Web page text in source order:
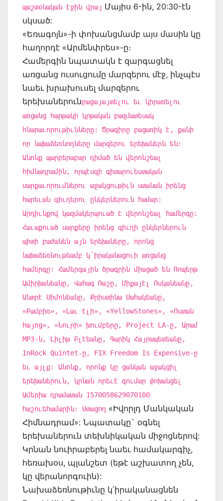
պաշտօնական էջին վրայ Մայիս 6-ին, 20:30-էն
սկսած:
«Եռագոյն»-ի փոխանցմամբ այս մասին կը
հաղորդէ «Արմենփրես»-ը։
Համերգին նպատակն է զարգացնել
առցանց ուսուցումը մարզերու մէջ, ինչպէս
նաեւ խրախուսել մարզերու
երեխաներունբացայայտելու եւ կիրառելու
առցանց հարթակի կրթական բազմատեսակ
հնարաւորութիւնները: Ծրագիրը բացառիկ է, քանի
որ նախաձեռնողները մարզերու երեխաներն են:
Անոնք պարբերաբար դիմած են վերոնշեալ
հիմնադրամին, որպէսզի գիտարուեստական
սարքաւորումներու աջակցութիւն ստանան իրենց
հարեւան գիւղերու ընկերներուն համար:
Արդիւնքով կազմակերպուած է վերոնշեալ համերգը:
Հաւաքուած սարքերը իրենց գիւղի ընկերներուն
պիտի բաժանեն այն երեխաները, որոնց
նախաձեռնութեամբ կ՛իրականացուի առցանց
համերգը: Համերգային ծրագրին միացած են Ռոպերթ
Ամիրխանեանը, Վահագ Ռաշը, Միքայէլ Ոսկանեանը,
Անտրէ Սիմոնեանը, Քրիստինա Սահակեանը,
«Բամբիռ», «Լաւ էլի», «YellowStones», «Ոստան
հայոց», «Նուրի» խումբերը, Project LA-ը, Արամ
MP3-ն, Լիլիթ Բլէեանը, Գարիկ Հայրապետեանը,
InRock Quintet-ը, FIX Freedom Is Expensive-ը
եւ այլք: Անոնք, որոնք կը ցանկան աջակցիլ
երեխաներուն, կրնան որեւէ գումար փոխանցել
Ամերիա դրամատան 1570058629070100
հաշուեհամարին: Ստացող «Իվորլդ Մանկական
Հիմնադրամ»: Նպատակը` օգնել
երեխաներուն տեխնիկական միջոցներով:
Կրնան նուիրաբերել նաեւ համակարգիչ,
հեռախօս, պլանշետ (եթէ աշխատող չեն,
կը վերանորգուին):
Նախաձեռնութիւնը կ՛իրականացնեն